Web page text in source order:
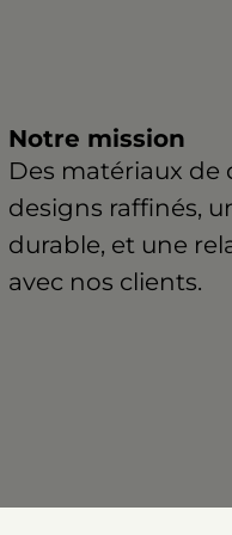
Notre mission
Des matériaux de
designs raffinés,
durable, et une
avec nos clients.